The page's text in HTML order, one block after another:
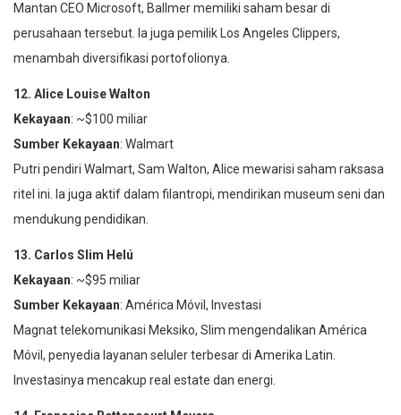
Mantan CEO Microsoft, Ballmer memiliki saham besar di
perusahaan tersebut. Ia juga pemilik Los Angeles Clippers,
menambah diversifikasi portofolionya.
12. Alice Louise Walton
Kekayaan: ~$100 miliar
Sumber Kekayaan: Walmart
Putri pendiri Walmart, Sam Walton, Alice mewarisi saham raksasa
ritel ini. Ia juga aktif dalam filantropi, mendirikan museum seni dan
mendukung pendidikan.
13. Carlos Slim Helú
Kekayaan: ~$95 miliar
Sumber Kekayaan: América Móvil, Investasi
Magnat telekomunikasi Meksiko, Slim mengendalikan América
Móvil, penyedia layanan seluler terbesar di Amerika Latin.
Investasinya mencakup real estate dan energi.